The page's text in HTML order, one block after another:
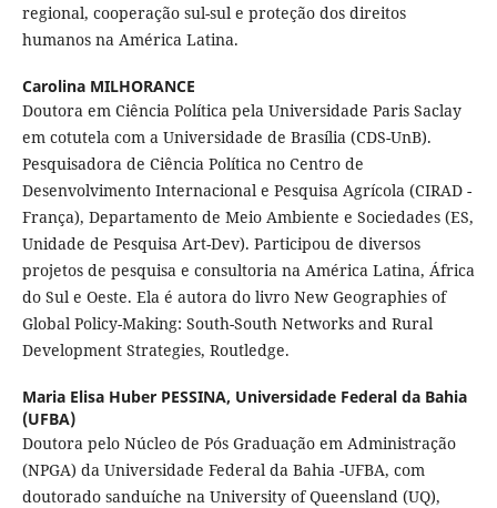
regional, cooperação sul-sul e proteção dos direitos
humanos na América Latina.
Carolina MILHORANCE
Doutora em Ciência Política pela Universidade Paris Saclay
em cotutela com a Universidade de Brasília (CDS-UnB).
Pesquisadora de Ciência Política no Centro de
Desenvolvimento Internacional e Pesquisa Agrícola (CIRAD -
França), Departamento de Meio Ambiente e Sociedades (ES,
Unidade de Pesquisa Art-Dev). Participou de diversos
projetos de pesquisa e consultoria na América Latina, África
do Sul e Oeste. Ela é autora do livro New Geographies of
Global Policy-Making: South-South Networks and Rural
Development Strategies, Routledge.
Maria Elisa Huber PESSINA, Universidade Federal da Bahia
(UFBA)
Doutora pelo Núcleo de Pós Graduação em Administração
(NPGA) da Universidade Federal da Bahia -UFBA, com
doutorado sanduíche na University of Queensland (UQ),